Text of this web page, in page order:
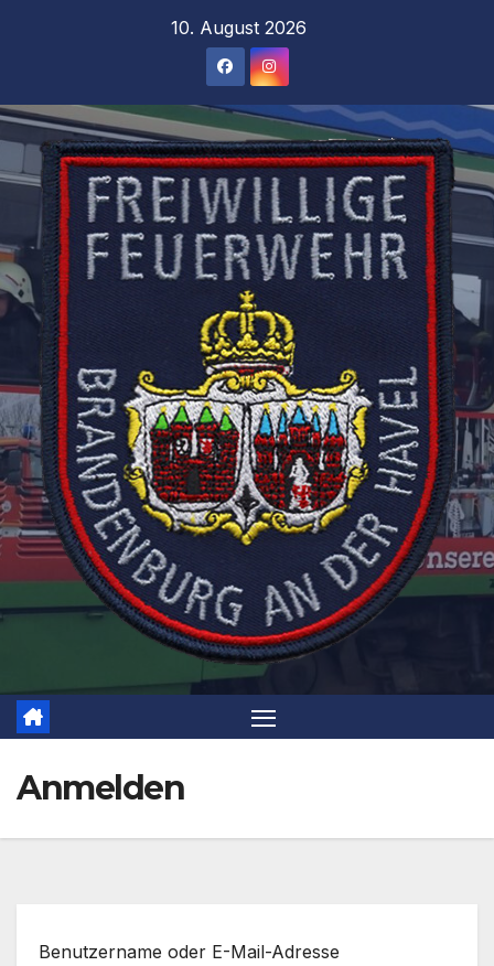
10. August 2026
Anmelden
Benutzername oder E-Mail-Adresse